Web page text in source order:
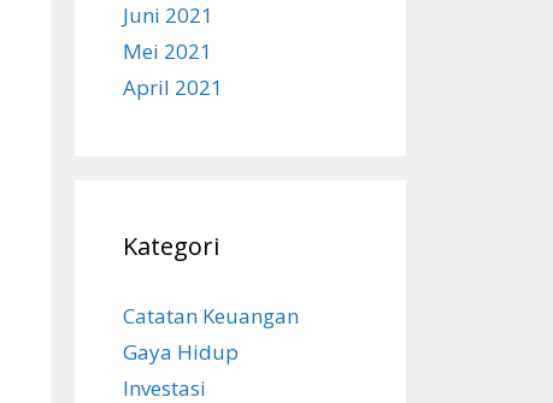
Juni 2021
Mei 2021
April 2021
Kategori
Catatan Keuangan
Gaya Hidup
Investasi